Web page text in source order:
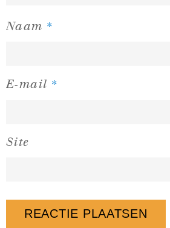
Naam *
E-mail *
Site